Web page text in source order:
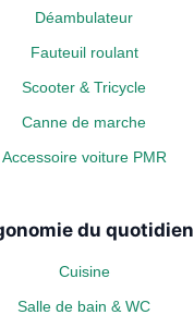
Déambulateur
Fauteuil roulant
Scooter & Tricycle
Canne de marche
Accessoire voiture PMR
du quotidien
Cuisine
Salle de bain & WC